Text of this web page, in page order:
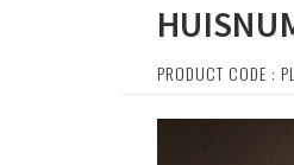
PRODUCT CODE :